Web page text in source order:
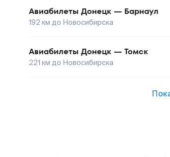
Авиабилеты Донецк — Барнаул
192 км до Новосибирска
Авиабилеты Донецк — Томск
221 км до Новосибирска